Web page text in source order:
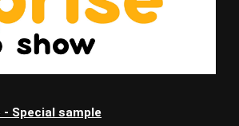
Special sample